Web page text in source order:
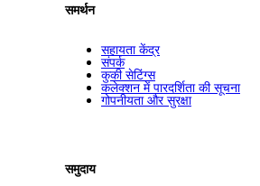
समर्थन
सहायता केंद्र
संपर्क
कुकी सेटिंग्स
कलेक्शन में पारदर्शिता की सूचना
गोपनीयता और सुरक्षा
समुदाय